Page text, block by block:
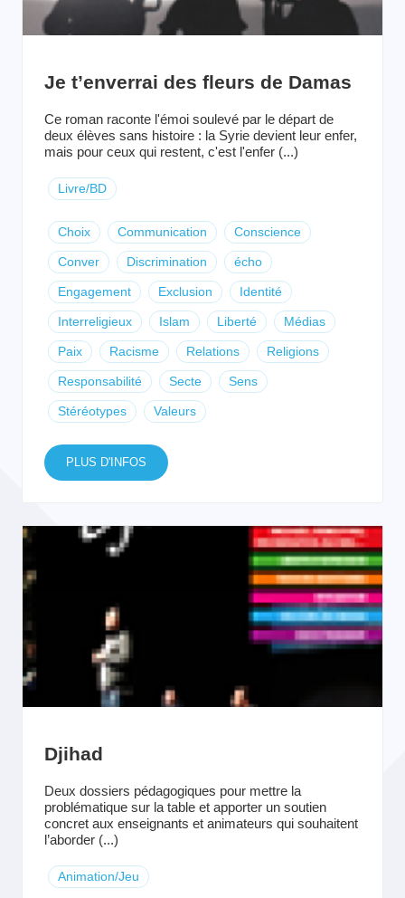
Je t’enverrai des fleurs de Damas
Ce roman raconte l'émoi soulevé par le départ de
deux élèves sans histoire : la Syrie devient leur enfer,
mais pour ceux qui restent, c'est l'enfer (...)
Livre/BD
Choix Communication Conscience
Conver Discrimination écho
Engagement Exclusion Identité
Interreligieux Islam Liberté Médias
Paix Racisme Relations Religions
Responsabilité Secte Sens
Stéréotypes Valeurs
PLUS D'INFOS
Djihad
Deux dossiers pédagogiques pour mettre la
problématique sur la table et apporter un soutien
concret aux enseignants et animateurs qui souhaitent
l’aborder (...)
Animation/Jeu